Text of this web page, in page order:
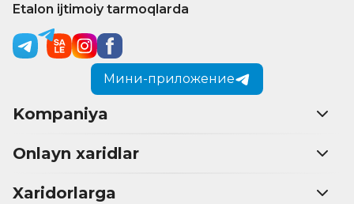
Etalon ijtimoiy tarmoqlarda
Мини-приложение
Kompaniya
Onlayn xaridlar
Xaridorlarga